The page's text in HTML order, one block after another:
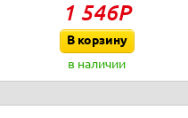
1 546Р
В корзину
в наличии